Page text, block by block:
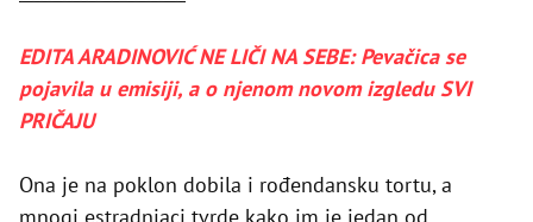
EDITA ARADINOVIĆ NE LIČI NA SEBE: Pevačica se
pojavila u emisiji, a o njenom novom izgledu SVI
PRIČAJU
Ona je na poklon dobila i rođendansku tortu, a
mnogi estradnjaci tvrde kako im je jedan od